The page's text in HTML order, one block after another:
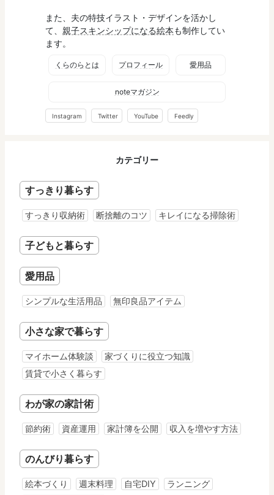
また、夫の特技イラスト・デザインを活かし
て、 親子スキンシップになる絵本も制作してい
ます。
くらのらとは プロフィール 愛用品
noteマガジン
Instagram Twitter YouTube Feedly
カテゴリー
すっきり暮らす
すっきり収納術 断捨離のコツ キレイになる掃除術
子どもと暮らす
愛用品
シンプルな生活用品 無印良品アイテム
小さな家で暮らす
マイホーム体験談
家づくりに役立つ知識
賃貸で小さく暮らす
わが家の家計術
節約術 資産運用 家計簿を公開 収入を増やす方法
のんびり暮らす
絵本づくり 週末料理 自宅DIY
ランニング